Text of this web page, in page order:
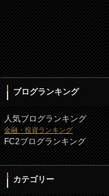
ブログランキング
人気ブログランキング
金融・投資ランキング
FC2ブログランキング
カテゴリー